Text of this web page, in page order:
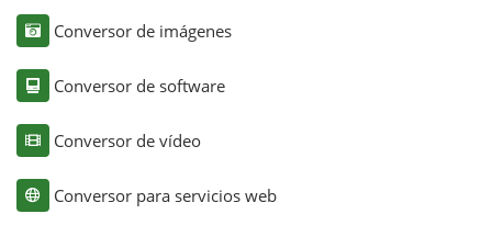
Conversor de imágenes
Conversor de software
Conversor de vídeo
Conversor para servicios web